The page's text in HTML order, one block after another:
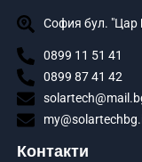
София бул. "Цар
0899 11 51 41
0899 87 41 42
Контакти